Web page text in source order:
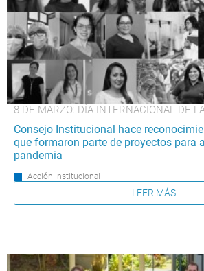
8 DE MARZO: DÍA INTERNACIONAL DE
Consejo Institucional hace
que formaron parte de proyectos para
pandemia
Acción Institucional
LEER MÁS